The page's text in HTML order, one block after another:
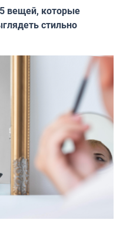
вещей, которые
стильно